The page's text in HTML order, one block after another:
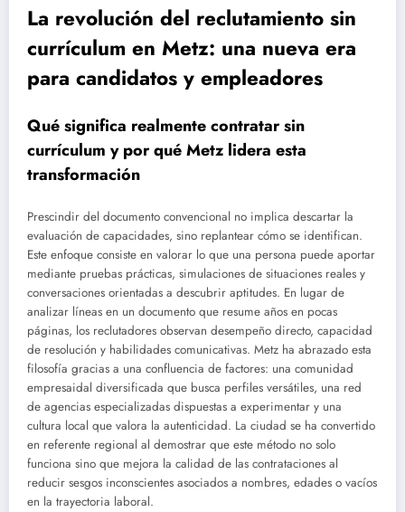
La revolución del reclutamiento sin
currículum en Metz: una nueva era
para candidatos y empleadores
Qué significa realmente contratar sin
currículum y por qué Metz lidera esta
transformación
Prescindir del documento convencional no implica descartar la
evaluación de capacidades, sino replantear cómo se identifican.
Este enfoque consiste en valorar lo que una persona puede aportar
mediante pruebas prácticas, simulaciones de situaciones reales y
conversaciones orientadas a descubrir aptitudes. En lugar de
analizar líneas en un documento que resume años en pocas
páginas, los reclutadores observan desempeño directo, capacidad
de resolución y habilidades comunicativas. Metz ha abrazado esta
filosofía gracias a una confluencia de factores: una comunidad
empresaidal diversificada que busca perfiles versátiles, una red
de agencias especializadas dispuestas a experimentar y una
cultura local que valora la autenticidad. La ciudad se ha convertido
en referente regional al demostrar que este método no solo
funciona sino que mejora la calidad de las contrataciones al
reducir sesgos inconscientes asociados a nombres, edades o vacíos
en la trayectoria laboral.